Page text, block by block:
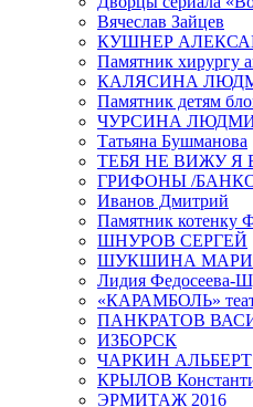
Вячеслав Зайцев
КУШНЕР
Памятник хирургу
КАЛЯСИНА
Памятник детям
ЧУРСИНА
Татьяна Бушманова
ТЕБЯ НЕ ВИЖУ
ГРИФОНЫ /
Иванов Дмитрий
Памятник котенку
ШНУРОВ СЕРГЕЙ
ШУКШИНА
Лидия Федосеева-
«КАРАМБОЛЬ»
ПАНКРАТОВ
ИЗБОРСК
ЧАРКИН АЛЬБЕРТ
КРЫЛОВ
ЭРМИТАЖ 2016